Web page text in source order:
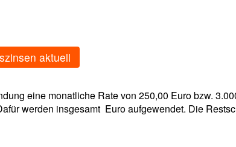
aktuell
eine monatliche Rate von 250,00 Euro bzw.
werden insgesamt Euro aufgewendet. Die